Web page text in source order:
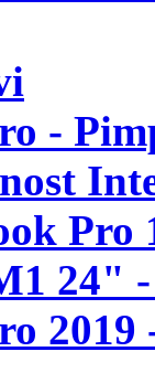
-
Pro
24"